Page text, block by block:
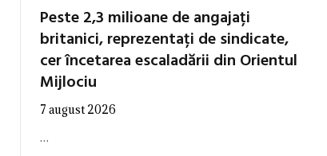
Peste 2,3 milioane de angajați
britanici, reprezentați de sindicate,
cer încetarea escaladării din Orientul
Mijlociu
7 august 2026
…